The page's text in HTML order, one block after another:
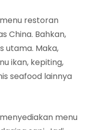
restoran
China. Bahkan,
utama. Maka,
ikan, kepiting,
seafood lainnya
menu